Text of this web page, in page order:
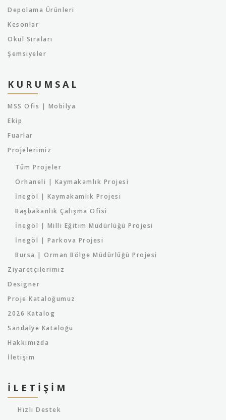
Depolama Ürünleri
Kesonlar
Okul Sıraları
Şemsiyeler
KURUMSAL
MSS Ofis | Mobilya
Ekip
Fuarlar
Projelerimiz
Tüm Projeler
Orhaneli | Kaymakamlık Projesi
İnegöl | Kaymakamlık Projesi
Başbakanlık Çalışma Ofisi
İnegöl | Milli Eğitim Müdürlüğü Projesi
İnegöl | Parkova Projesi
Bursa | Orman Bölge Müdürlüğü Projesi
Ziyaretçilerimiz
Designer
Proje Kataloğumuz
2026 Katalog
Sandalye Kataloğu
Hakkımızda
İletişim
İLETIŞIM
Hızlı Destek